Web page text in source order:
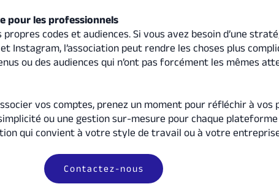
pour les professionnels
codes et audiences. Si vous avez besoin d’une
Instagram, l’association peut rendre les choses plus
ou des audiences qui n’ont pas forcément les mêmes
vos comptes, prenez un moment pour réfléchir à vos
ou une gestion sur-mesure pour chaque plateforme
qui convient à votre style de travail ou à votre
Contactez-nous